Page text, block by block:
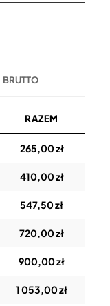
BRUTTO
RAZEM
265,00 zł
410,00 zł
547,50 zł
720,00 zł
900,00 zł
1 053,00 zł